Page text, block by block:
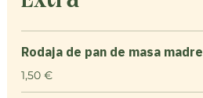
Rodaja de pan de masa madre
1,50 €